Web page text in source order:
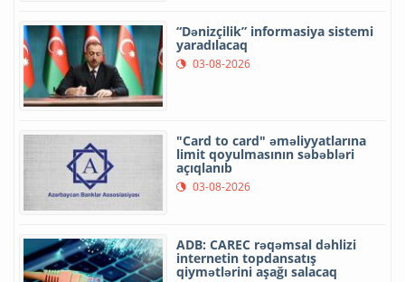
“Dənizçilik” informasiya sistemi
yaradılacaq
03-08-2026
"Card to card" əməliyyatlarına
limit qoyulmasının səbəbləri
açıqlanıb
03-08-2026
ADB: CAREC rəqəmsal dəhlizi
internetin topdansatış
qiymətlərini aşağı salacaq